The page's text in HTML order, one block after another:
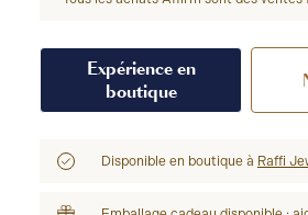
Expérience en
boutique
Disponible en boutique à Raffi